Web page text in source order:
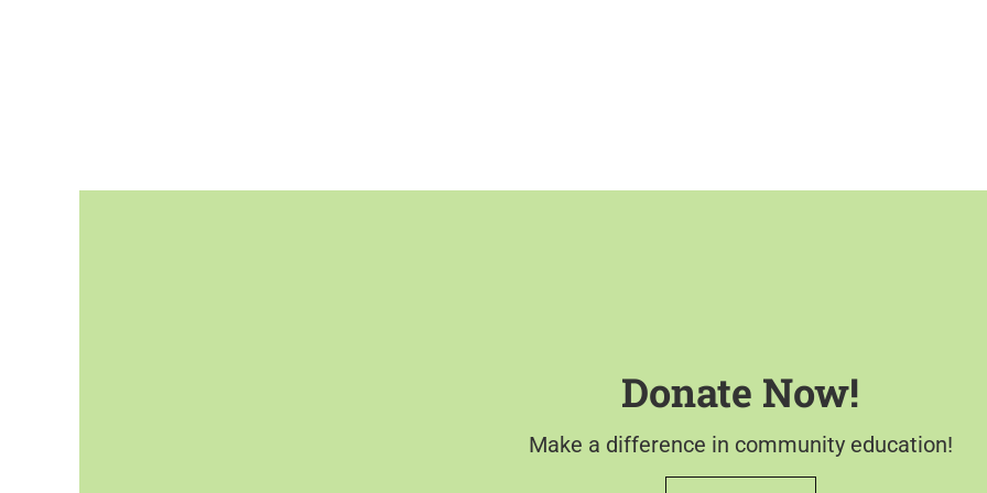
Donate Now!
Make a difference in community education!